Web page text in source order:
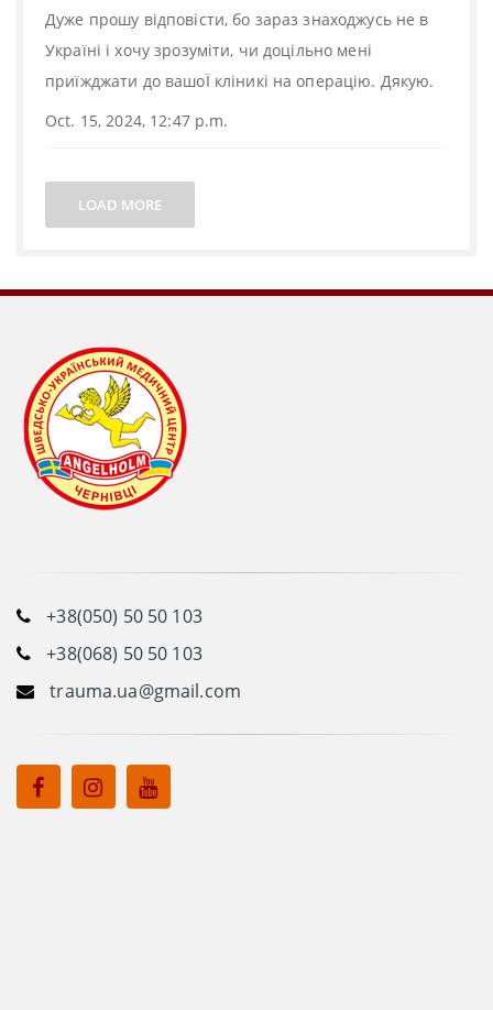
Дуже прошу відповісти, бо зараз знаходжусь не в
Україні і хочу зрозуміти, чи доцільно мені
приїжджати до вашоЇ кліникі на операцію. Дякую.
Oct. 15, 2024, 12:47 p.m.
LOAD MORE
+38(050) 50 50 103
+38(068) 50 50 103
trauma.ua@gmail.com